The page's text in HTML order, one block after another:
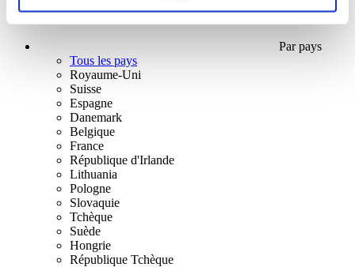
Par pays
Tous les pays
Royaume-Uni
Suisse
Espagne
Danemark
Belgique
France
République d'Irlande
Lithuania
Pologne
Slovaquie
Tchèque
Suède
Hongrie
République Tchèque